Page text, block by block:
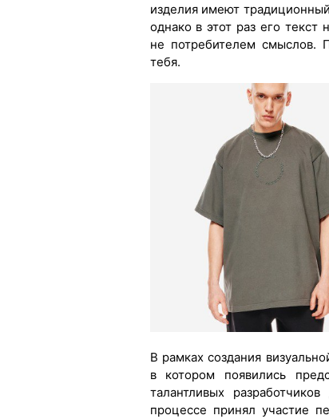
изделия имеют
однако в этот раз его текст
не потребителем смыслов.
тебя.
В рамках создания
в котором появились
талантливых
процессе принял участие